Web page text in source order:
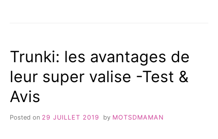
TOUTE
LA
Trunki: les avantages de
leur super valise -Test &
Avis
Posted on 29 JUILLET 2019 by MOTSDMAMAN